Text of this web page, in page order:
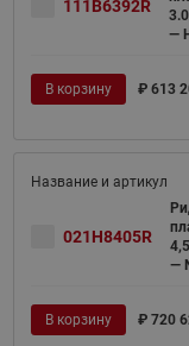
111B6392R
—
В корзину ₽ 613
021H8405R
—
В корзину ₽ 720